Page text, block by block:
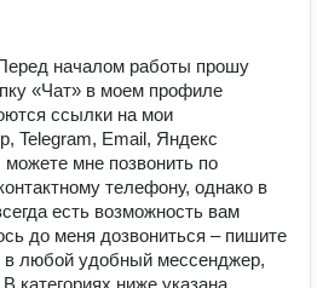
началом работы прошу
«Чат» в моем профиле
ссылки на мои
Telegram, Email, Яндекс
мне позвонить по
телефону, однако в
есть возможность вам
до меня дозвониться – пишите
в любой удобный мессенджер,
категориях ниже указана